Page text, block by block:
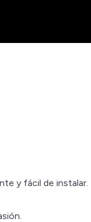
y fácil de instalar.